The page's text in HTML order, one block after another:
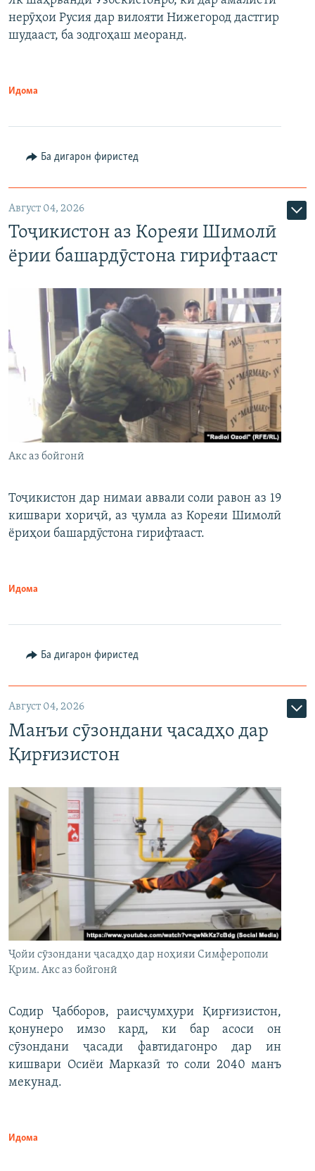
нерӯҳои Русия дар вилояти Нижегород дастгир
шудааст, ба зодгоҳаш меоранд.
Идома
Ба дигарон фиристед
Август 04, 2026
Тоҷикистон аз Кореяи Шимолӣ
ёрии башардӯстона гирифтааст
Акс аз бойгонӣ
Тоҷикистон дар нимаи аввали соли равон аз 19
кишвари хориҷӣ, аз ҷумла аз Кореяи Шимолӣ
ёриҳои башардӯстона гирифтааст.
Идома
Ба дигарон фиристед
Август 04, 2026
Манъи сӯзондани ҷасадҳо дар
Қирғизистон
Ҷойи сӯзондани ҷасадҳо дар ноҳияи Симферополи
Қрим. Акс аз бойгонӣ
Содир Ҷабборов, раисҷумҳури Қирғизистон,
қонунеро имзо кард, ки бар асоси он
сӯзондани ҷасади фавтидагонро дар ин
кишвари Осиёи Марказӣ то соли 2040 манъ
мекунад.
Идома